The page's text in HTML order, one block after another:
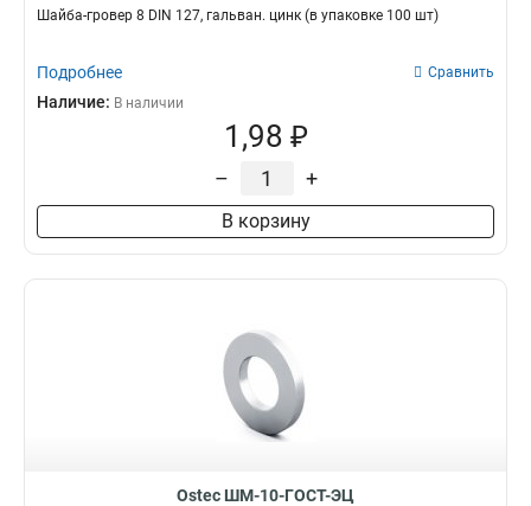
Шайба-гровер 8 DIN 127, гальван. цинк (в упаковке 100 шт)
Подробнее Сравнить
Наличие: В наличии
1,98 ₽
– +
В корзину
Ostec ШМ-10-ГОСТ-ЭЦ